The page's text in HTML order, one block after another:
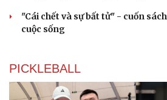
"Cái chết và sự bất tử" - cuốn
cuộc sống
PICKLEBALL